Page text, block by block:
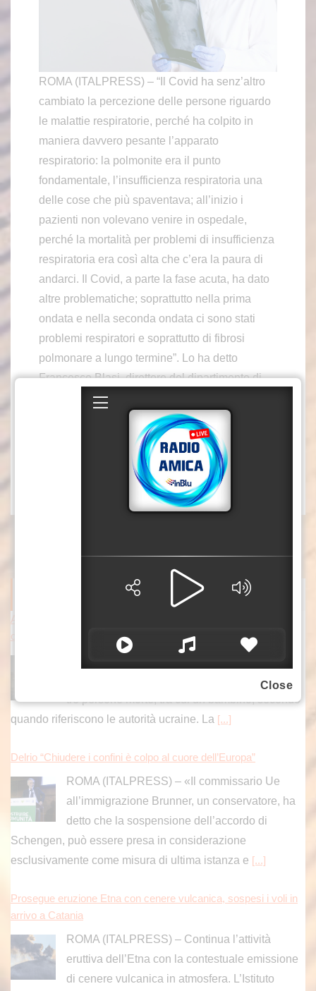
ROMA (ITALPRESS) – “Il Covid ha senz’altro
cambiato la percezione delle persone riguardo
le malattie respiratorie, perché ha colpito in
maniera davvero pesante l’apparato
respiratorio: la polmonite era il punto
fondamentale, l’insufficienza respiratoria una
delle cose che più spaventava; all’inizio i
pazienti non volevano venire in ospedale,
perché la mortalità per problemi di insufficienza
respiratoria era così alta che c’era la paura di
andarci. Il Covid, a parte la fase acuta, ha dato
altre problematiche; soprattutto nella prima
ondata e nella seconda ondata ci sono stati
problemi respiratori e soprattutto di fibrosi
polmonare a lungo termine”. Lo ha detto
Francesco Blasi, direttore del dipartimento di
area medica della struttura complessa di
Pneumologia e Fibrosi cistica presso il
Policlinico di Milano, intervistato per Medicina
Top, format tv dell’agenzia di stampa Italpress.
ITALPRESS NEWS
Attacchi russi nella notte vicino Kiev, tre morti tra cui un bambin
o
attacchi russi a Kiev e dintorni. Il bilancio è di
tre persone morte, tra cui un bambino, secondo
quando riferiscono le autorità ucraine. La [...]
Delrio “Chiudere i confini è colpo al cuore dell’Europa”
ROMA (ITALPRESS) – «Il commissario Ue
all’immigrazione Brunner, un conservatore, ha
detto che la sospensione dell’accordo di
Schengen, può essere presa in considerazione
esclusivamente come misura di ultima istanza e [...]
Prosegue eruzione Etna con cenere vulcanica, sospesi i voli in
arrivo a Catania
ROMA (ITALPRESS) – Continua l’attività
eruttiva dell’Etna con la contestuale emissione
di cenere vulcanica in atmosfera. L’Istituto
Close